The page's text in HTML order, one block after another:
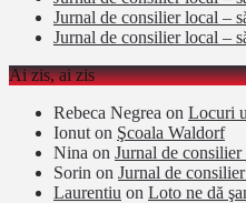
Jurnal de consilier local –
Jurnal de consilier local –
Ai zis, ai zis
Rebeca Negrea on Locuri
Ionut on Şcoala Waldorf
Nina on Jurnal de
Sorin on Jurnal de
Laurentiu on Loto ne dă